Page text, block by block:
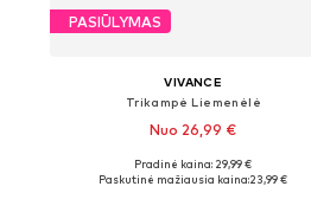
PASIŪLYMAS
VIVANCE
Trikampė Liemenėlė
Nuo 26,99 €
+1
Yra daugybė dydžių
Pradinė kaina: 29,99 €
Paskutinė mažiausia kaina:23,99 €